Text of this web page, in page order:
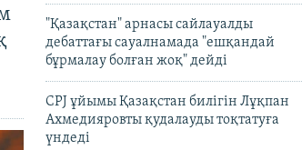
"Қазақстан" арнасы сайлауалды
дебаттағы сауалнамада "ешқандай
бұрмалау болған жоқ" дейді
CPJ ұйымы Қазақстан билігін Лұқпан
Ахмедияровты қудалауды тоқтатуға
үндеді